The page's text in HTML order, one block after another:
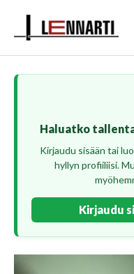
Haluatko
Kirjaudu sisään tai
hyllyn profiiliisi.
Kirjaudu